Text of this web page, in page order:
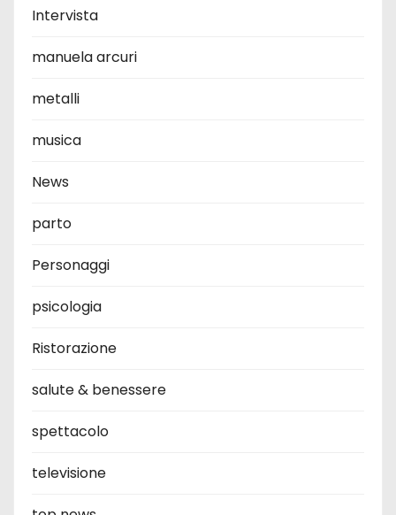
Intervista
manuela arcuri
metalli
musica
News
parto
Personaggi
psicologia
Ristorazione
salute & benessere
spettacolo
televisione